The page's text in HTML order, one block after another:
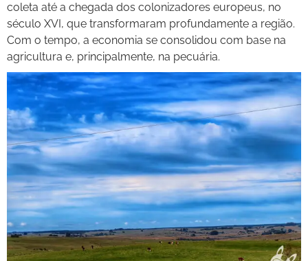
coleta até a chegada dos colonizadores europeus, no
século XVI, que transformaram profundamente a região.
Com o tempo, a economia se consolidou com base na
agricultura e, principalmente, na pecuária.